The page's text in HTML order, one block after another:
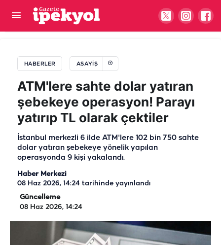
HABERLER ASAYIŞ
ATM'lere sahte dolar yatıran
şebekeye operasyon! Parayı
yatırıp TL olarak çektiler
İstanbul merkezli 6 ilde ATM'lere 102 bin 750 sahte
dolar yatıran şebekeye yönelik yapılan
operasyonda 9 kişi yakalandı.
Haber Merkezi
08 Haz 2026, 14:24 tarihinde yayınlandı
Güncelleme
08 Haz 2026, 14:24
Şanlıurfa’da yol kontrolünde yakalandı: Araçtan